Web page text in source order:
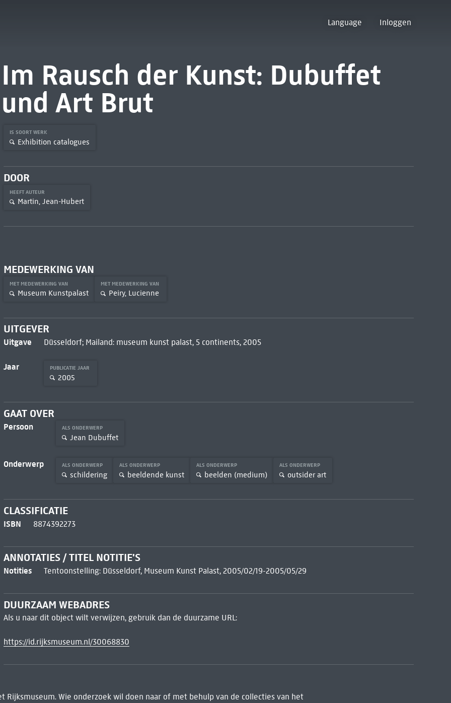
Language Inloggen
Im Rausch der Kunst: Dubuffet
und Art Brut
IS SOORT WERK
Exhibition catalogues
DOOR
HEEFT AUTEUR
Martin, Jean-Hubert
MEDEWERKING VAN
MET MEDEWERKING VAN
Museum Kunstpalast
MET MEDEWERKING VAN
Peiry, Lucienne
UITGEVER
Uitgave Düsseldorf; Mailand: museum kunst palast, 5 continents, 2005
Jaar PUBLICATIE JAAR
2005
GAAT OVER
Persoon ALS ONDERWERP
Jean Dubuffet
Onderwerp ALS ONDERWERP
schildering
ALS ONDERWERP
beeldende kunst
ALS ONDERWERP
beelden (medium)
ALS ONDERWERP
outsider art
CLASSIFICATIE
ISBN 8874392273
ANNOTATIES / TITEL NOTITIE'S
Notities Tentoonstelling: Düsseldorf, Museum Kunst Palast, 2005/02/19-2005/05/29
DUURZAAM WEBADRES
Als u naar dit object wilt verwijzen, gebruik dan de duurzame URL:
https://id.rijksmuseum.nl/30068830
Wie onderzoek wil doen naar of met behulp van de collecties van het